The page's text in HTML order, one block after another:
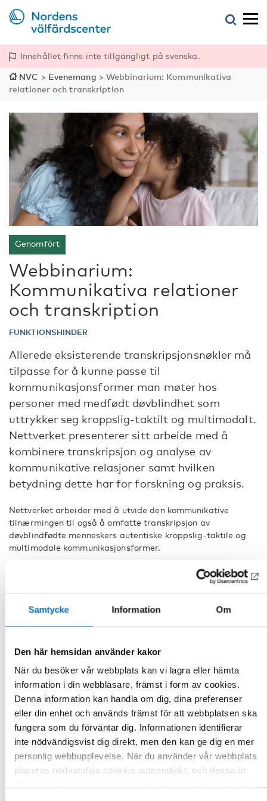
Samtycke Information Om
Den här hemsidan använder kakor
När du besöker vår webbplats kan vi lagra eller hämta
information i din webbläsare, främst i form av cookies.
Denna information kan handla om dig, dina preferenser
eller din enhet och används främst för att webbplatsen ska
fungera som du förväntar dig. Informationen identifierar
inte nödvändigsvist dig direkt, men den kan ge dig en mer
personlig webbupplevelse. När du använder vår webbplats
placeras nödvändiga cookies automatiskt, och dessa är
Innehållet finns inte tillgängligt på svenska.
NVC > Evenemang > Webbinarium: Kommunikativa
relationer och transkription
Genomfört
Webbinarium:
Kommunikativa relationer
och transkription
FUNKTIONSHINDER
Allerede eksisterende transkripsjonsnøkler må
tilpasse for å kunne passe til
kommunikasjonsformer man møter hos
personer med medfødt døvblindhet som
uttrykker seg kroppslig-taktilt og multimodalt.
Nettverket presenterer sitt arbeide med å
kombinere transkripsjon og analyse av
kommunikative relasjoner samt hvilken
betydning dette har for forskning og praksis.
Nettverket arbeider med å utvide den kommunikative
tilnærmingen til også å omfatte transkripsjon av
døvblindfødte menneskers autentiske kroppslig-taktile og
multimodale kommunikasjonsformer.
Dette er et omfattende faglig utviklingsarbeid. I tillegg vil
meningspotensialet i personen med døvblindhet sine
ytringer og det meningsfellesskapet som eventuelt skapes i
samtalene ikke komme frem ved vanlig samtaleanalyse.
Dette fordi uttrykksformene har liten kulturlikhet.
fase av dette faglige utviklingsarbeide. Det består i å gå
inn i transkripsjonen med et analytisk blikk basert på
kommunikative relasjoner og samtidig fastholde en
overordnet forståelse av kommunikasjonen som dialogisk
fenomen.
Nettverket diskuterer også hvilken betydning
utviklingsarbeidet, med å kombinere transkripsjon og
analyse av de kommunikative relasjoner mennesker med
medfødt døvblindhet inngår i, har for praksis og for
forskning.